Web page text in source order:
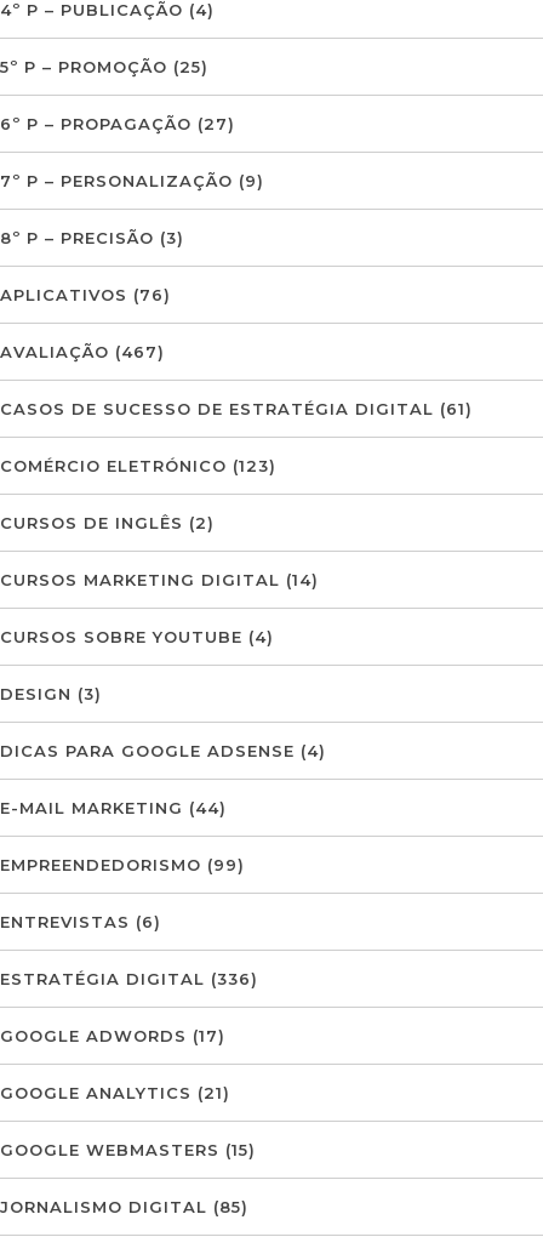
4º P – PUBLICAÇÃO (4)
5º P – PROMOÇÃO (25)
6º P – PROPAGAÇÃO (27)
7º P – PERSONALIZAÇÃO (9)
8º P – PRECISÃO (3)
APLICATIVOS (76)
AVALIAÇÃO (467)
CASOS DE SUCESSO DE ESTRATÉGIA DIGITAL (61)
COMÉRCIO ELETRÓNICO (123)
CURSOS DE INGLÊS (2)
CURSOS MARKETING DIGITAL (14)
CURSOS SOBRE YOUTUBE (4)
DESIGN (3)
DICAS PARA GOOGLE ADSENSE (4)
E-MAIL MARKETING (44)
EMPREENDEDORISMO (99)
ENTREVISTAS (6)
ESTRATÉGIA DIGITAL (336)
GOOGLE ADWORDS (17)
GOOGLE ANALYTICS (21)
GOOGLE WEBMASTERS (15)
JORNALISMO DIGITAL (85)